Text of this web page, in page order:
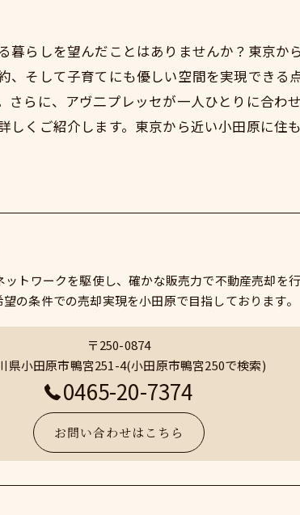
らしを望んだことはありませんか？東京
そして子育てにも優しい空間を実現できる
さらに、アヴ二プレッセが一人ひとりに合わ
くご紹介します。東京から近い小田原に住
トワークを駆使し、確かな販売力で不動産売却を
の条件での売却実現を小田原で目指しております。
〒250-0874
県小田原市鴨宮251-4(小田原市鴨宮250で検索)
0465-20-7374
お問い合わせはこちら